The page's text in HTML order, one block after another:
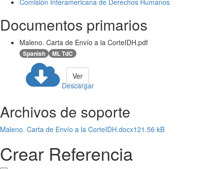
Comisión Interamericana de Derechos Humanos
Documentos primarios
Maleno. Carta de Envío a la CorteIDH.pdf
Spanish ML TdC
Descargar
Ver
Archivos de soporte
Maleno. Carta de Envío a la CorteIDH.docx121.56 kB
Crear Referencia